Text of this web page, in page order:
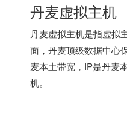
丹麦虚拟主机
丹麦虚拟主机是指虚拟
面，丹麦顶级数据中心
麦本土带宽，IP是丹麦
机。